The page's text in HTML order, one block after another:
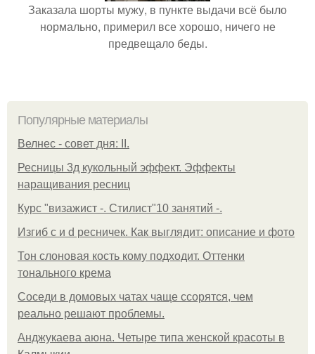
Заказала шорты мужу, в пункте выдачи всё было
нормально, примерил все хорошо, ничего не
предвещало беды.
Популярные материалы
Велнес - совет дня: II.
Ресницы 3д кукольный эффект. Эффекты
наращивания ресниц
Курс "визажист -. Стилист"10 занятий -.
Изгиб c и d ресничек. Как выглядит: описание и фото
Тон слоновая кость кому подходит. Оттенки
тонального крема
Соседи в домовых чатах чаще ссорятся, чем
реально решают проблемы.
Анджукаева аюна. Четыре типа женской красоты в